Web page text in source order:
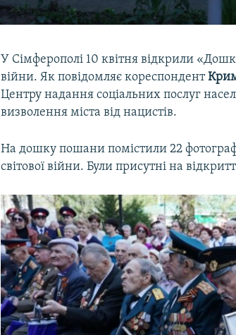
У Сімферополі 10 квітня відкрили
війни. Як повідомляє кореспондент
Центру надання соціальних послуг
визволення міста від нацистів.
На дошку пошани помістили 22
світової війни. Були присутні на